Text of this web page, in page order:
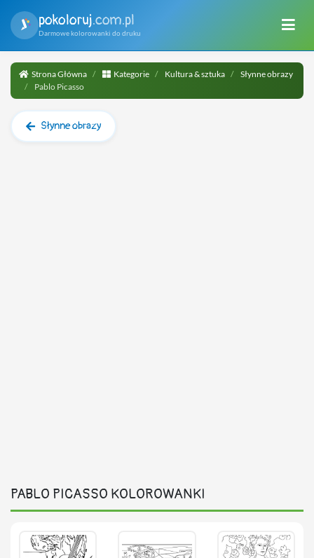
pokoloruj.com.pl
Darmowe kolorowanki do druku
Strona Główna Kategorie Kultura & sztuka
Słynne obrazy
Pablo Picasso
Słynne obrazy
PABLO PICASSO KOLOROWANKI